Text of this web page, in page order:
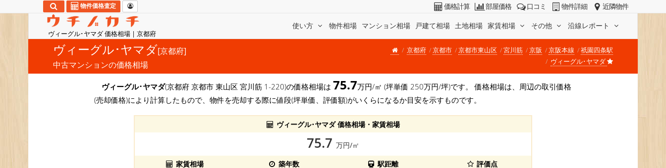
ヴィーグル･ヤマダ 価格相場 | 京都府
使い方 物件相場 マンション相場 戸建て相場 土地相場 家賃相場 その他 沿線レポート
物件価格査定 価格計算 部屋価格 口コミ 物件詳細 近隣物件
ヴィーグル･ヤマダ[京都府]
中古マンションの価格相場
京都府 京都市 京都市東山区 宮川筋 京阪 京阪本線
祇園四条駅
ヴィーグル･ヤマダ
ヴィーグル･ヤマダ(京都府 京都市 東山区 宮川筋 1-220)の価格相場は 75.7万円/㎡ (坪単価 250万円/坪)です。 価格相場は、周辺の取引価格
(売却価格)により計算したもので、物件を売却する際に値段(坪単価、評価額)がいくらになるか目安を示すものです。
ヴィーグル･ヤマダ 価格相場・家賃相場
75.7 万円/㎡
家賃相場
築年数 駅距離 評価点